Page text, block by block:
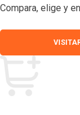
Compara, elige y